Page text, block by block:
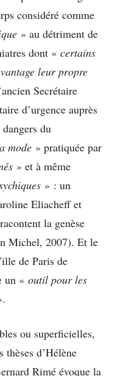
considéré comme
» au détriment de
dont « certains
leur propre
Secrétaire
d’urgence auprès
du
mode » pratiquée par
» et à même
» : un
Eliacheff et
la genèse
Michel, 2007). Et le
de Paris de
un « outil pour les
ou superficielles,
d’Hélène
Rimé évoque la